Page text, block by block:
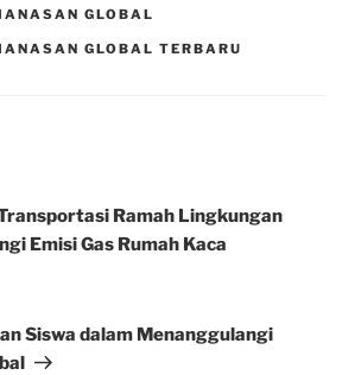
GLOBAL
GLOBAL TERBARU
Ramah Lingkungan
Emisi Gas Rumah Kaca
Siswa dalam Menanggulangi